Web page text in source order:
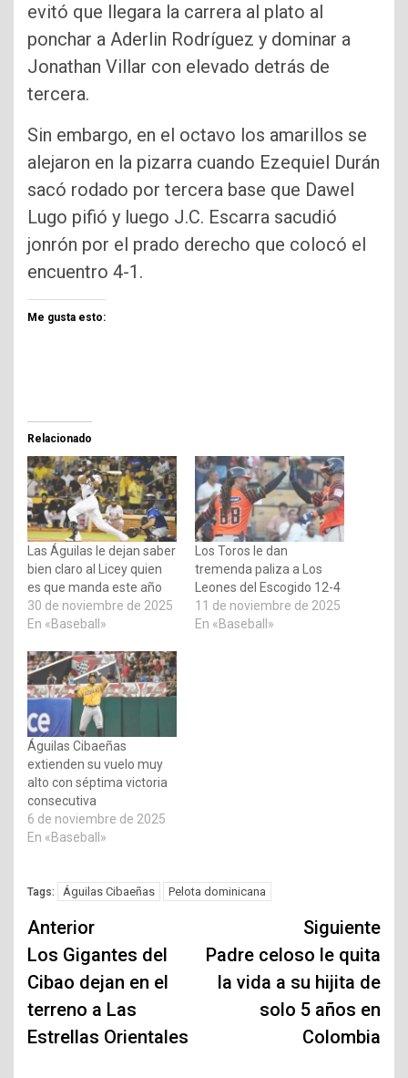
evitó que llegara la carrera al plato al
ponchar a Aderlin Rodríguez y dominar a
Jonathan Villar con elevado detrás de
tercera.
Sin embargo, en el octavo los amarillos se
alejaron en la pizarra cuando Ezequiel Durán
sacó rodado por tercera base que Dawel
Lugo pifió y luego J.C. Escarra sacudió
jonrón por el prado derecho que colocó el
encuentro 4-1.
Me gusta esto:
Relacionado
Las Águilas le dejan saber
bien claro al Licey quien
es que manda este año
30 de noviembre de 2025
En «Baseball»
Los Toros le dan
tremenda paliza a Los
Leones del Escogido 12-4
11 de noviembre de 2025
En «Baseball»
Águilas Cibaeñas
extienden su vuelo muy
alto con séptima victoria
consecutiva
6 de noviembre de 2025
En «Baseball»
Tags: Águilas Cibaeñas Pelota dominicana
Navegación
de
entradas
Anterior
Los Gigantes del
Cibao dejan en el
terreno a Las
Estrellas Orientales
Siguiente
Padre celoso le quita
la vida a su hijita de
solo 5 años en
Colombia